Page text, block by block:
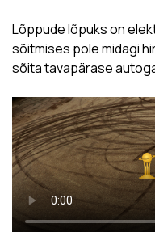
Lõppude lõpuks on
sõitmises pole midagi
sõita tavapärase